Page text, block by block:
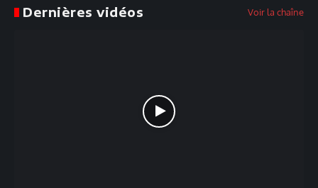
Dernières vidéos Voir la chaîne